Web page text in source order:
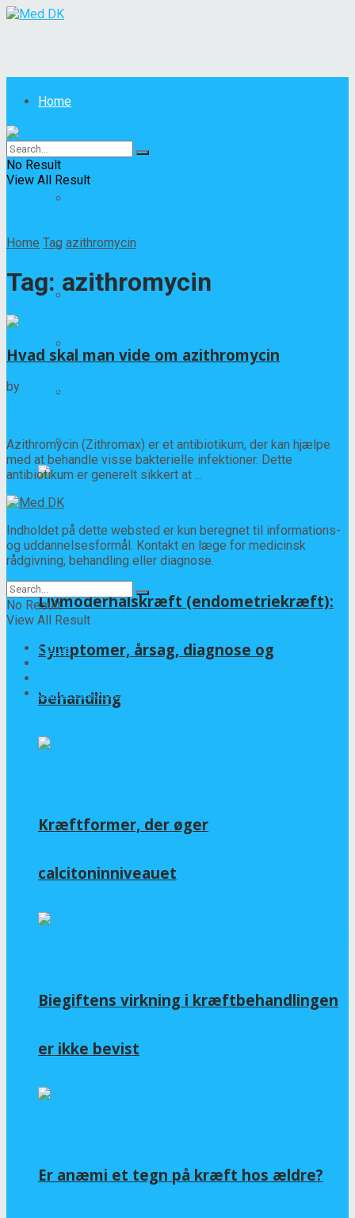
Home
Sygdomme
Andre sygdomme
Fordøjelsessygdomme
Kræft
Livmoderhalskræft (endometriekræft):
Symptomer, årsag, diagnose og
behandling
Kræftformer, der øger
calcitoninniveauet
Biegiftens virkning i kræftbehandlingen
er ikke bevist
Er anæmi et tegn på kræft hos ældre?
No Result
View All Result
Home Tag azithromycin
Tag: azithromycin
Hvad skal man vide om azithromycin
by
Dr. Dennis Larsen
Azithromycin (Zithromax) er et antibiotikum, der kan hjælpe
med at behandle visse bakterielle infektioner. Dette
antibiotikum er generelt sikkert at ...
Indholdet på dette websted er kun beregnet til informations-
og uddannelsesformål. Kontakt en læge for medicinsk
rådgivning, behandling eller diagnose.
No Result
View All Result
Home
Sygdomme
Sundhedspleje